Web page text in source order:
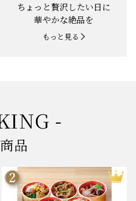
ちょっと贅沢したい日に
華やかな絶品を
もっと見る
-
品